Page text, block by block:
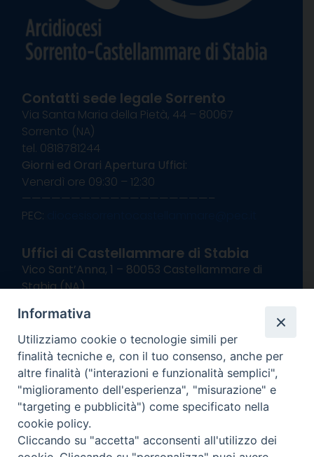
Contatti sede legale Sorrento
Via Santa Maria della Pietà, 44 – 80067
Sorrento (NA)
tel. 0818781244
Giorni ed Orari Apertura Uffici:
Venerdì ore 09:30 – 12:30
———————————————————–
PEC:
Uffici di Castellammare di Stabia
Vico Sant’Anna, 1 – 80053 Castellammare di
Stabia (NA)
Giorni ed Orari Apertura Uffici:
Lunedì e Mercoledì ore 09:00 – 13:00
Uffici Matrimoni:
Lunedì e Mercoledì ore 09:30 – 12:30
seguici su
Channel
Informativa
Utilizziamo cookie o tecnologie simili per
finalità tecniche e, con il tuo consenso, anche per
altre finalità ("interazioni e funzionalità semplici",
"miglioramento dell'esperienza", "misurazione" e
"targeting e pubblicità") come specificato nella
cookie policy.
Cliccando su "accetta" acconsenti all'utilizzo dei